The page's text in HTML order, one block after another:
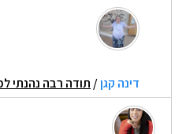
דינה קגן/ תודה רבה נהנתי